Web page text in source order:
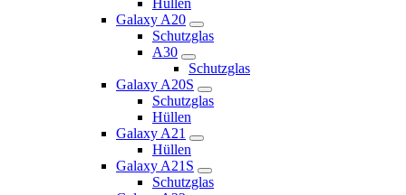
Hüllen
Galaxy A20
Schutzglas
A30
Schutzglas
Galaxy A20S
Schutzglas
Hüllen
Galaxy A21
Hüllen
Galaxy A21S
Schutzglas